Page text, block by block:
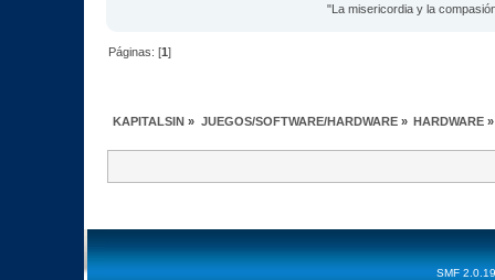
"La misericordia y la
Páginas: [1]
KAPITALSIN » JUEGOS/SOFTWARE/HARDWARE» HARDWARE»
SMF 2.0.19